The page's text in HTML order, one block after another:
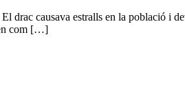
drac causava estralls en la població i
com […]